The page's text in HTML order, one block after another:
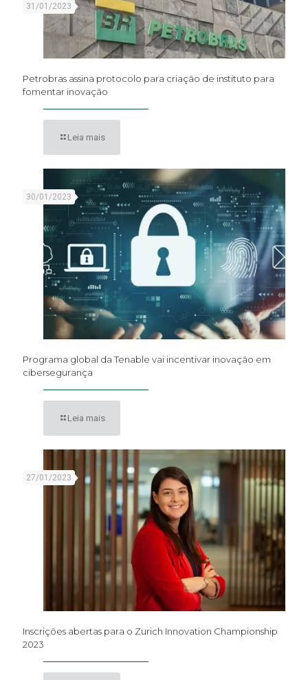
31/01/2023
Petrobras assina protocolo para criação de instituto para
fomentar inovação
Leia mais
30/01/2023
Programa global da Tenable vai incentivar inovação em
cibersegurança
Leia mais
27/01/2023
Inscrições abertas para o Zurich Innovation Championship
2023